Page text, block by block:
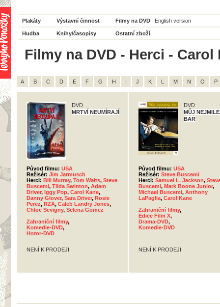
Plakáty Výstavní činnost Filmy na DVD English version
Hudba Knihy/časopisy Ostatní zboží
Filmy na DVD - Herci - Carol
A B C D E F G H I J K L M N O P
DVD
MRTVÍ NEUMÍRAJÍ
Původ filmu: USA
Režisér: Jim Jarmusch
Herci: Bill Murray, Tom Waits, Steve
Buscemi, Tilda Swinton, Adam
Driver, Iggy Pop, Carol Kane,
Danny Glover, Sara Driver, Rosie
Perez, RZA, Caleb Landry Jones,
Chloë Sevigny, Selena Gomez
Zahraniční filmy,
Komedie-DVD,
Horor-DVD
NENÍ K PRODEJI
DVD
MŮJ
BAR
Původ filmu: USA
Režisér: Steve Buscemi
Herci: Samuel L. Jackson,
Buscemi, Mark Boone Junior,
Michael Buscemi, Anthony
LaPaglia, Carol Kane
Zahraniční filmy,
Edice Film X,
Drama-DVD,
Komedie-DVD
NENÍ K PRODEJI